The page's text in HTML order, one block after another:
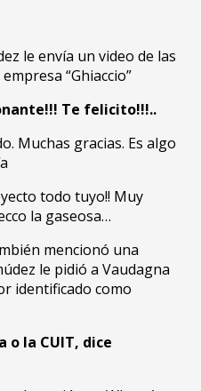
le envía un video de las
“Ghiaccio”
Te felicito!!!..
Muchas gracias. Es algo
todo tuyo!! Muy
la gaseosa…
mencionó una
le pidió a Vaudagna
identificado como
o la CUIT, dice